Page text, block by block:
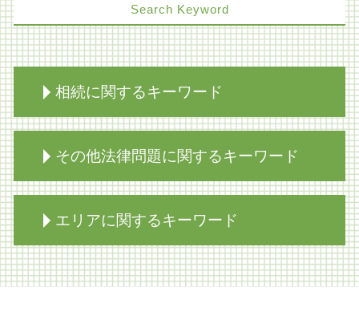
Search Keyword
相続に関するキーワード
限定承認 あとから
相続放棄 生命保険
相続放棄手続き 生前
限定承認 弁済
事業承継
生前対策 種類
その他法律問題に関するキーワード
交通事故 損害賠償
m&a 弁護士
コンプライアンス
エリアに関するキーワード
医療過誤訴訟 解決 大阪市 弁護士